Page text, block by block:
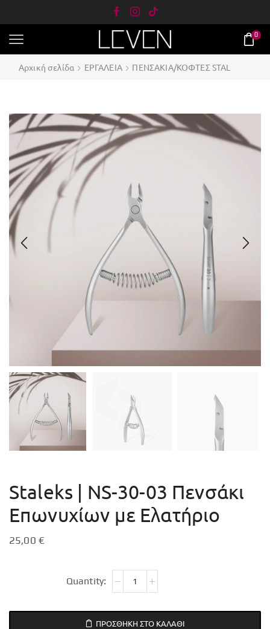
0
Αρχική σελίδα ΕΡΓΑΛΕΙΑ ΠΕΝΣΑΚΙΑ/ΚΟΦΤΕΣ STAL
Staleks | ΝS-30-03 Πενσάκι
Επωνυχίων με Ελατήριο
25,00 €
ΠΡΟΣΘΉΚΗ ΣΤΟ ΚΑΛΆΘΙ